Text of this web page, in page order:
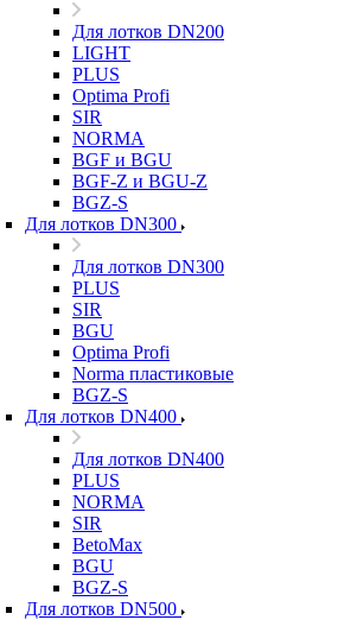
Для лотков DN200
LIGHT
PLUS
Optima Profi
SIR
NORMA
BGF и BGU
BGF-Z и BGU-Z
BGZ-S
Для лотков DN300
Для лотков DN300
PLUS
SIR
BGU
Optima Profi
Norma пластиковые
BGZ-S
Для лотков DN400
Для лотков DN400
PLUS
NORMA
SIR
BetoMax
BGU
BGZ-S
Для лотков DN500